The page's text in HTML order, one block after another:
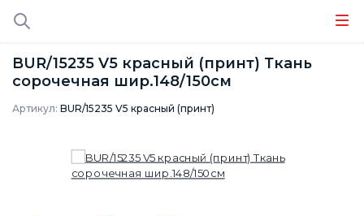
BUR/15235 V5 красный (принт) Ткань
сорочечная шир.148/150см
Артикул: BUR/15235 V5 красный (принт)